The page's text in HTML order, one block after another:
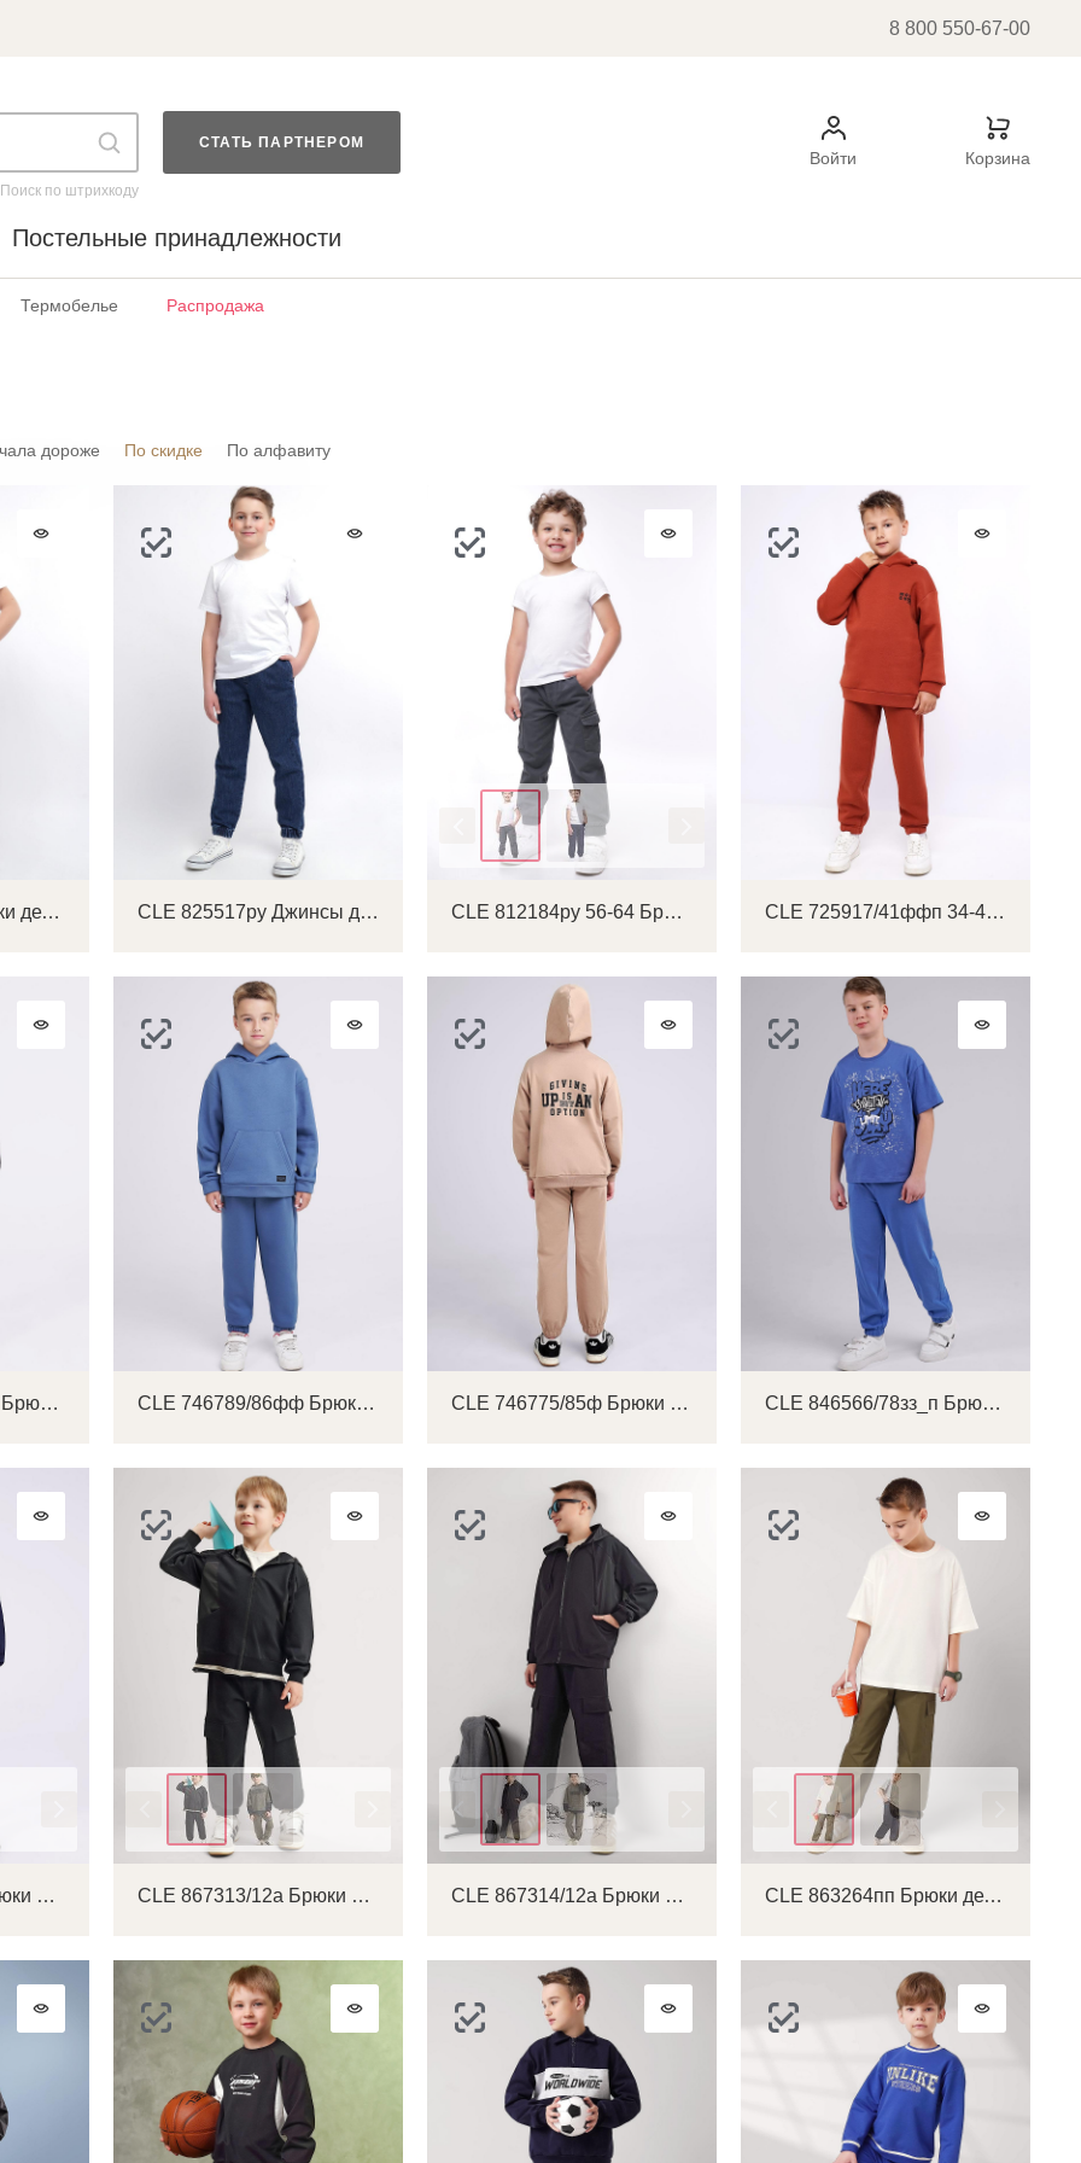
8 800 550-67-00
Поиск по штрихкоду
СТАТЬ ПАРТНЕРОМ
Войти Корзина
Постельные принадлежности
Термобелье Распродажа
дороже По скидке По алфавиту
CLE 822643ру Брюки детские для мальчика CLE 825517ру Джинсы детские для мальчика CLE 812184ру 56-64 Брюки детские для мальчика CLE 725917/41ффп 34-42 Брюки детские для мальчика
CLE 746802/88ф_п Брюки детские для мальчика CLE 746789/86фф Брюки детские для мальчика CLE 746775/85ф Брюки детские для мальчика CLE 846566/78зз_п Брюки детские для мальчика
CLE 746709/83у Брюки детские для мальчика CLE 867313/12а Брюки детские для мальчика
Цвет
CLE 867314/12а Брюки детские для мальчика CLE 863264пп Брюки детские для мальчика